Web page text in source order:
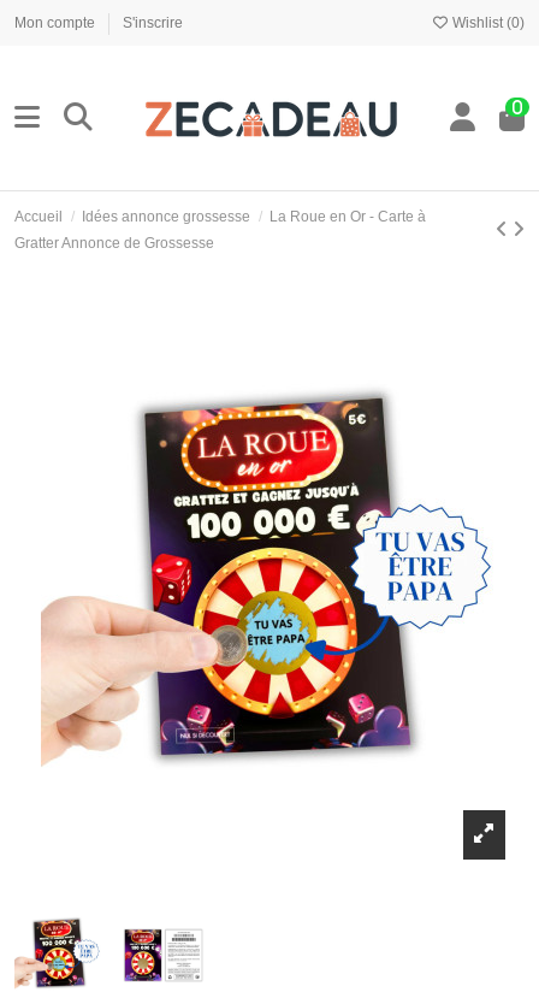
Mon compte S'inscrire Wishlist (0)
0
Accueil Idées annonce grossesse
La Roue en Or - Carte à
Gratter Annonce de Grossesse